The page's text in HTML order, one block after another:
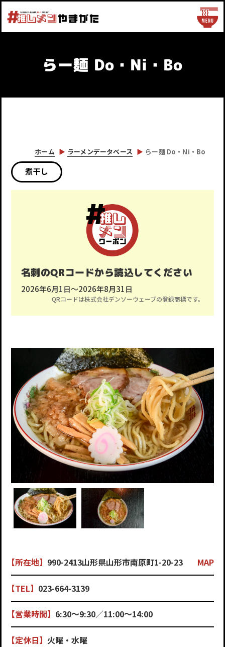
らー麺 Do・Ni・Bo
ホーム ラーメンデータベース らー麺 Do・Ni・Bo
煮干し
名刺のQRコードから読込してください
2026年6月1日〜2026年8月31日
QRコードは株式会社デンソーウェーブの登録商標です。
【所在地】 990-2413山形県山形市南原町1-20-23 MAP
【TEL】 023-664-3139
【営業時間】 6:30〜9:30／11:00〜14:00
【定休日】 火曜・水曜